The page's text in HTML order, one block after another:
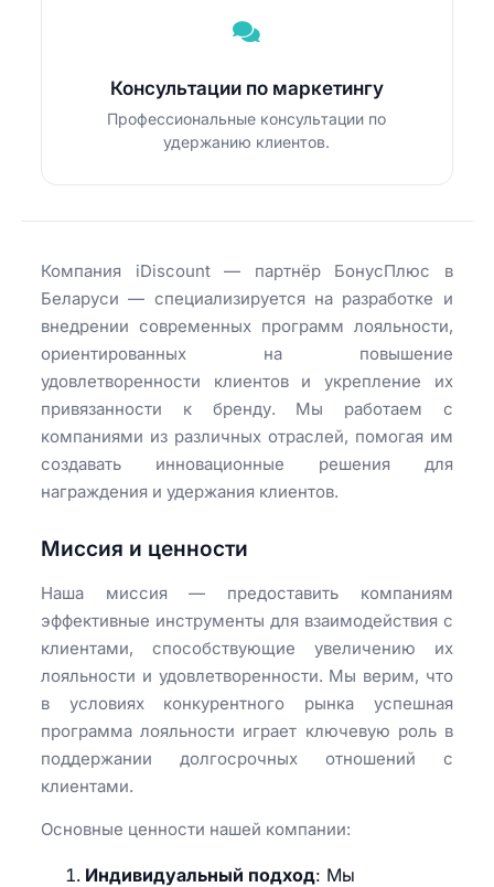
Консультации по маркетингу
Профессиональные консультации по
удержанию клиентов.
Компания iDiscount — партнёр БонусПлюс в
Беларуси — специализируется на разработке и
внедрении современных программ лояльности,
ориентированных на повышение
удовлетворенности клиентов и укрепление их
привязанности к бренду. Мы работаем с
компаниями из различных отраслей, помогая им
создавать инновационные решения для
награждения и удержания клиентов.
Миссия и ценности
Наша миссия — предоставить компаниям
эффективные инструменты для взаимодействия с
клиентами, способствующие увеличению их
лояльности и удовлетворенности. Мы верим, что
в условиях конкурентного рынка успешная
программа лояльности играет ключевую роль в
поддержании долгосрочных отношений с
клиентами.
Основные ценности нашей компании:
Индивидуальный подход: Мы